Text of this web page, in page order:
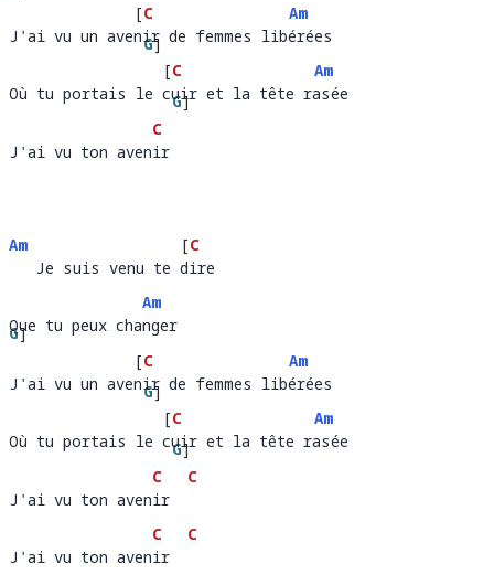
J'ai vu un ave
[C
ir de femmes l
G]
ér
Am
ée
J'ai vu un avenir de femmes libérées
Où tu portais le
[C
uir et la t
G]
e ras
Am
ée
Où tu portais le cuir et la tête rasée
J'ai vu ton aven
C
ir
J'ai vu ton avenir
Am
   Je suis venu te
[C
ir
   Je suis venu te dire
Que tu p
G]
x chang
Am
er
Que tu peux changer
J'ai vu un ave
[C
ir de femmes l
G]
ér
Am
ée
J'ai vu un avenir de femmes libérées
Où tu portais le
[C
uir et la t
G]
êt
e ras
Am
ée
Où tu portais le cuir et la tête rasée
J'ai vu ton aven
C
ir
C
J'ai vu ton avenir
J'ai vu ton aven
C
ir
C
J'ai vu ton avenir